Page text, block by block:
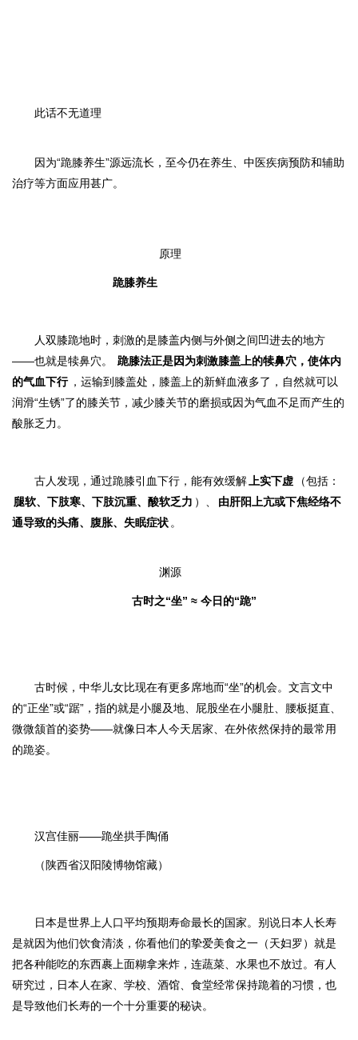
此话不无道理
因为“跪膝养生”源远流长，至今仍在养生、中医疾病预防和辅助
治疗等方面应用甚广。
原理
跪膝养生
人双膝跪地时，刺激的是膝盖内侧与外侧之间凹进去的地方
——也就是犊鼻穴。
跪膝法正是因为刺激膝盖上的犊鼻穴，使体内
的气血下行 ，运输到膝盖处，膝盖上的新鲜血液多了，自然就可以
润滑“生锈”了的膝关节，减少膝关节的磨损或因为气血不足而产生的
酸胀乏力。
古人发现，通过跪膝引血下行，能有效缓解 上实下虚
（包括：
腿软、下肢寒、下肢沉重、酸软乏力 ）、
由肝阳上亢或下焦经络不
通导致的头痛、腹胀、失眠症状 。
渊源
古时之“坐” ≈ 今日的“跪”
古时候，中华儿女比现在有更多席地而“坐”的机会。文言文中
的“正坐”或“踞”，指的就是小腿及地、屁股坐在小腿肚、腰板挺直、
微微颔首的姿势——就像日本人今天居家、在外依然保持的最常用
的跪姿。
汉宫佳丽——跪坐拱手陶俑
（陕西省汉阳陵博物馆藏）
日本是世界上人口平均预期寿命最长的国家。别说日本人长寿
是就因为他们饮食清淡，你看他们的挚爱美食之一（天妇罗）就是
把各种能吃的东西裹上面糊拿来炸，连蔬菜、水果也不放过。有人
研究过，日本人在家、学校、酒馆、食堂经常保持跪着的习惯，也
是导致他们长寿的一个十分重要的秘诀。